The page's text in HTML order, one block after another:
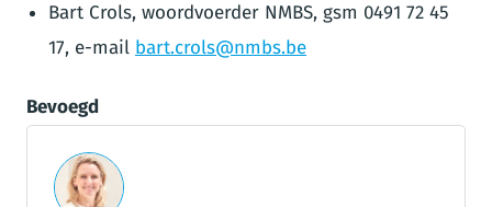
Bart Crols, woordvoerder NMBS, gsm 0491 72 45
17, e-mail bart.crols@nmbs.be
Bevoegd